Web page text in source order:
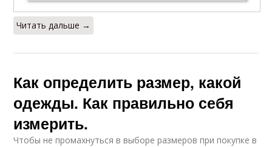
Читать дальше →
Как определить размер, какой
одежды. Как правильно себя
измерить.
Чтобы не промахнуться в выборе размеров при покупке в